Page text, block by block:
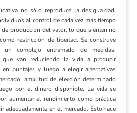
no sólo reproduce la desigualdad,
al control de cada vez más tiempo
producción del valor, lo que sienten no
restricción de libertad. Se construye
un complejo entramado de medidas,
que van reduciendo la vida a producir
en puntajes y luego a elegir alternativas
amplitud de elección determinado
por el dinero disponible. La vida se
aumentar el rendimiento como práctica
adecuadamente en el mercado. Esto hace